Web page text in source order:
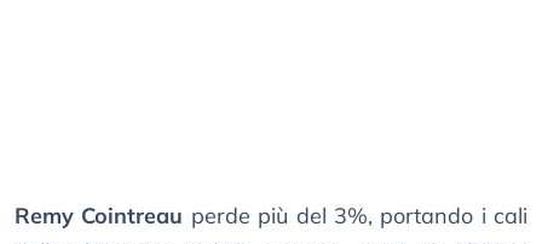
Remy Cointreau perde più del 3%, portando i cali